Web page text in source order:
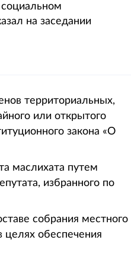
социальном
на заседании
территориальных,
или открытого
закона «О
маслихата путем
избранного по
собрания местного
целях обеспечения